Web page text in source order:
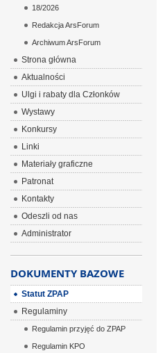
18/2026
Redakcja ArsForum
Archiwum ArsForum
Strona główna
Aktualności
Ulgi i rabaty dla Członków
Wystawy
Konkursy
Linki
Materiały graficzne
Patronat
Kontakty
Odeszli od nas
Administrator
DOKUMENTY BAZOWE
Statut ZPAP
Regulaminy
Regulamin przyjęć do ZPAP
Regulamin KPO